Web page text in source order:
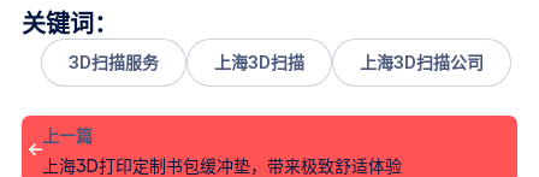
关键词：
3D扫描服务 上海3D扫描 上海3D扫描公司
上一篇
上海3D打印定制书包缓冲垫，带来极致舒适体验